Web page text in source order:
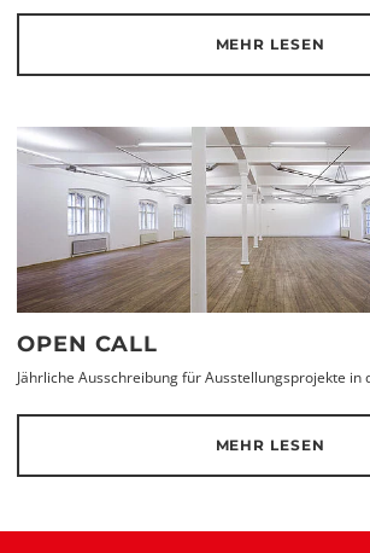
MEHR LESEN
OPEN CALL
Jährliche Ausschreibung für Ausstellungsprojekte in
MEHR LESEN